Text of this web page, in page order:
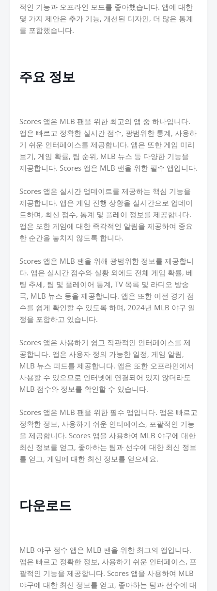
적인 기능과 오프라인 모드를 좋아했습니다. 앱에 대한
몇 가지 제안은 추가 기능, 개선된 디자인, 더 많은 통계
를 포함했습니다.
주요 정보
Scores 앱은 MLB 팬을 위한 최고의 앱 중 하나입니다.
앱은 빠르고 정확한 실시간 점수, 광범위한 통계, 사용하
기 쉬운 인터페이스를 제공합니다. 앱은 또한 게임 미리
보기, 게임 확률, 팀 순위, MLB 뉴스 등 다양한 기능을
제공합니다. Scores 앱은 MLB 팬을 위한 필수 앱입니다.
Scores 앱은 실시간 업데이트를 제공하는 핵심 기능을
제공합니다. 앱은 게임 진행 상황을 실시간으로 업데이
트하며, 최신 점수, 통계 및 플레이 정보를 제공합니다.
앱은 또한 게임에 대한 즉각적인 알림을 제공하여 중요
한 순간을 놓치지 않도록 합니다.
Scores 앱은 MLB 팬을 위해 광범위한 정보를 제공합니
다. 앱은 실시간 점수와 실황 외에도 전체 게임 확률, 베
팅 추세, 팀 및 플레이어 통계, TV 목록 및 라디오 방송
국, MLB 뉴스 등을 제공합니다. 앱은 또한 이전 경기 점
수를 쉽게 확인할 수 있도록 하며, 2024년 MLB 야구 일
정을 포함하고 있습니다.
Scores 앱은 사용하기 쉽고 직관적인 인터페이스를 제
공합니다. 앱은 사용자 정의 가능한 일정, 게임 알림,
MLB 뉴스 피드를 제공합니다. 앱은 또한 오프라인에서
사용할 수 있으므로 인터넷에 연결되어 있지 않더라도
MLB 점수와 정보를 확인할 수 있습니다.
Scores 앱은 MLB 팬을 위한 필수 앱입니다. 앱은 빠르고
정확한 정보, 사용하기 쉬운 인터페이스, 포괄적인 기능
을 제공합니다. Scores 앱을 사용하여 MLB 야구에 대한
최신 정보를 얻고, 좋아하는 팀과 선수에 대한 최신 정보
를 얻고, 게임에 대한 최신 정보를 얻으세요.
다운로드
MLB 야구 점수 앱은 MLB 팬을 위한 최고의 앱입니다.
앱은 빠르고 정확한 정보, 사용하기 쉬운 인터페이스, 포
괄적인 기능을 제공합니다. Scores 앱을 사용하여 MLB
야구에 대한 최신 정보를 얻고, 좋아하는 팀과 선수에 대